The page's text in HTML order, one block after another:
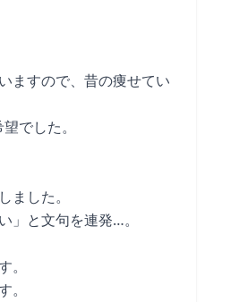
ますので、昔の痩せてい
でした。
した。
」と文句を連発…。